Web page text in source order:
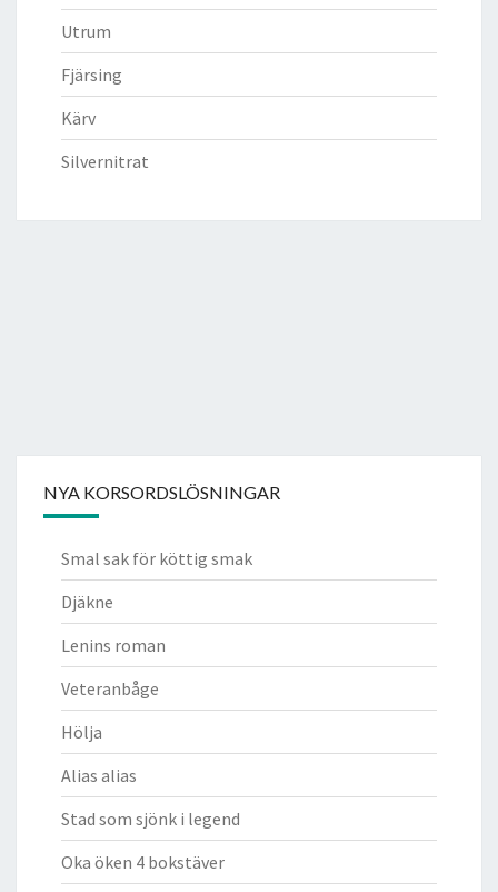
Utrum
Fjärsing
Kärv
Silvernitrat
NYA KORSORDSLÖSNINGAR
Smal sak för köttig smak
Djäkne
Lenins roman
Veteranbåge
Hölja
Alias alias
Stad som sjönk i legend
Oka öken 4 bokstäver